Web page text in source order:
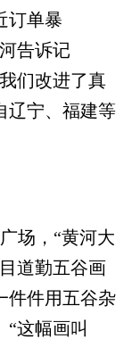
订单暴
告诉记
们改进了真
辽宁、福建等
场，“黄河大
道勤五谷画
件件用五谷杂
这幅画叫